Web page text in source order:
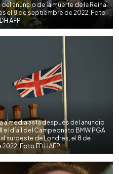
anuncio de la muerte de la Reina
el 8 de septiembre de 2022. Foto
AFP
a media asta después del anuncio
el día 1 del Campeonato BMW PGA
suroeste de Londres, el 8 de
Foto EDH AFP